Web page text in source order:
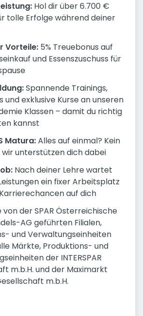
Hol dir über 6.700 €
tolle Erfolge während deiner
Vorteile: 5% Treuebonus auf
und Essenszuschuss für
Spannende Trainings,
und exklusive Kurse an unseren
Klassen – damit du richtig
kannst
Matura:Alles auf einmal? Kein
unterstützen dich dabei
Nach deiner Lehre wartet
ein fixer Arbeitsplatz
auf dich
der SPAR Österreichische
AG geführten Filialen,
und Verwaltungseinheiten
Märkte, Produktions- und
der INTERSPAR
m.b.H. und der Maximarkt
m.b.H.